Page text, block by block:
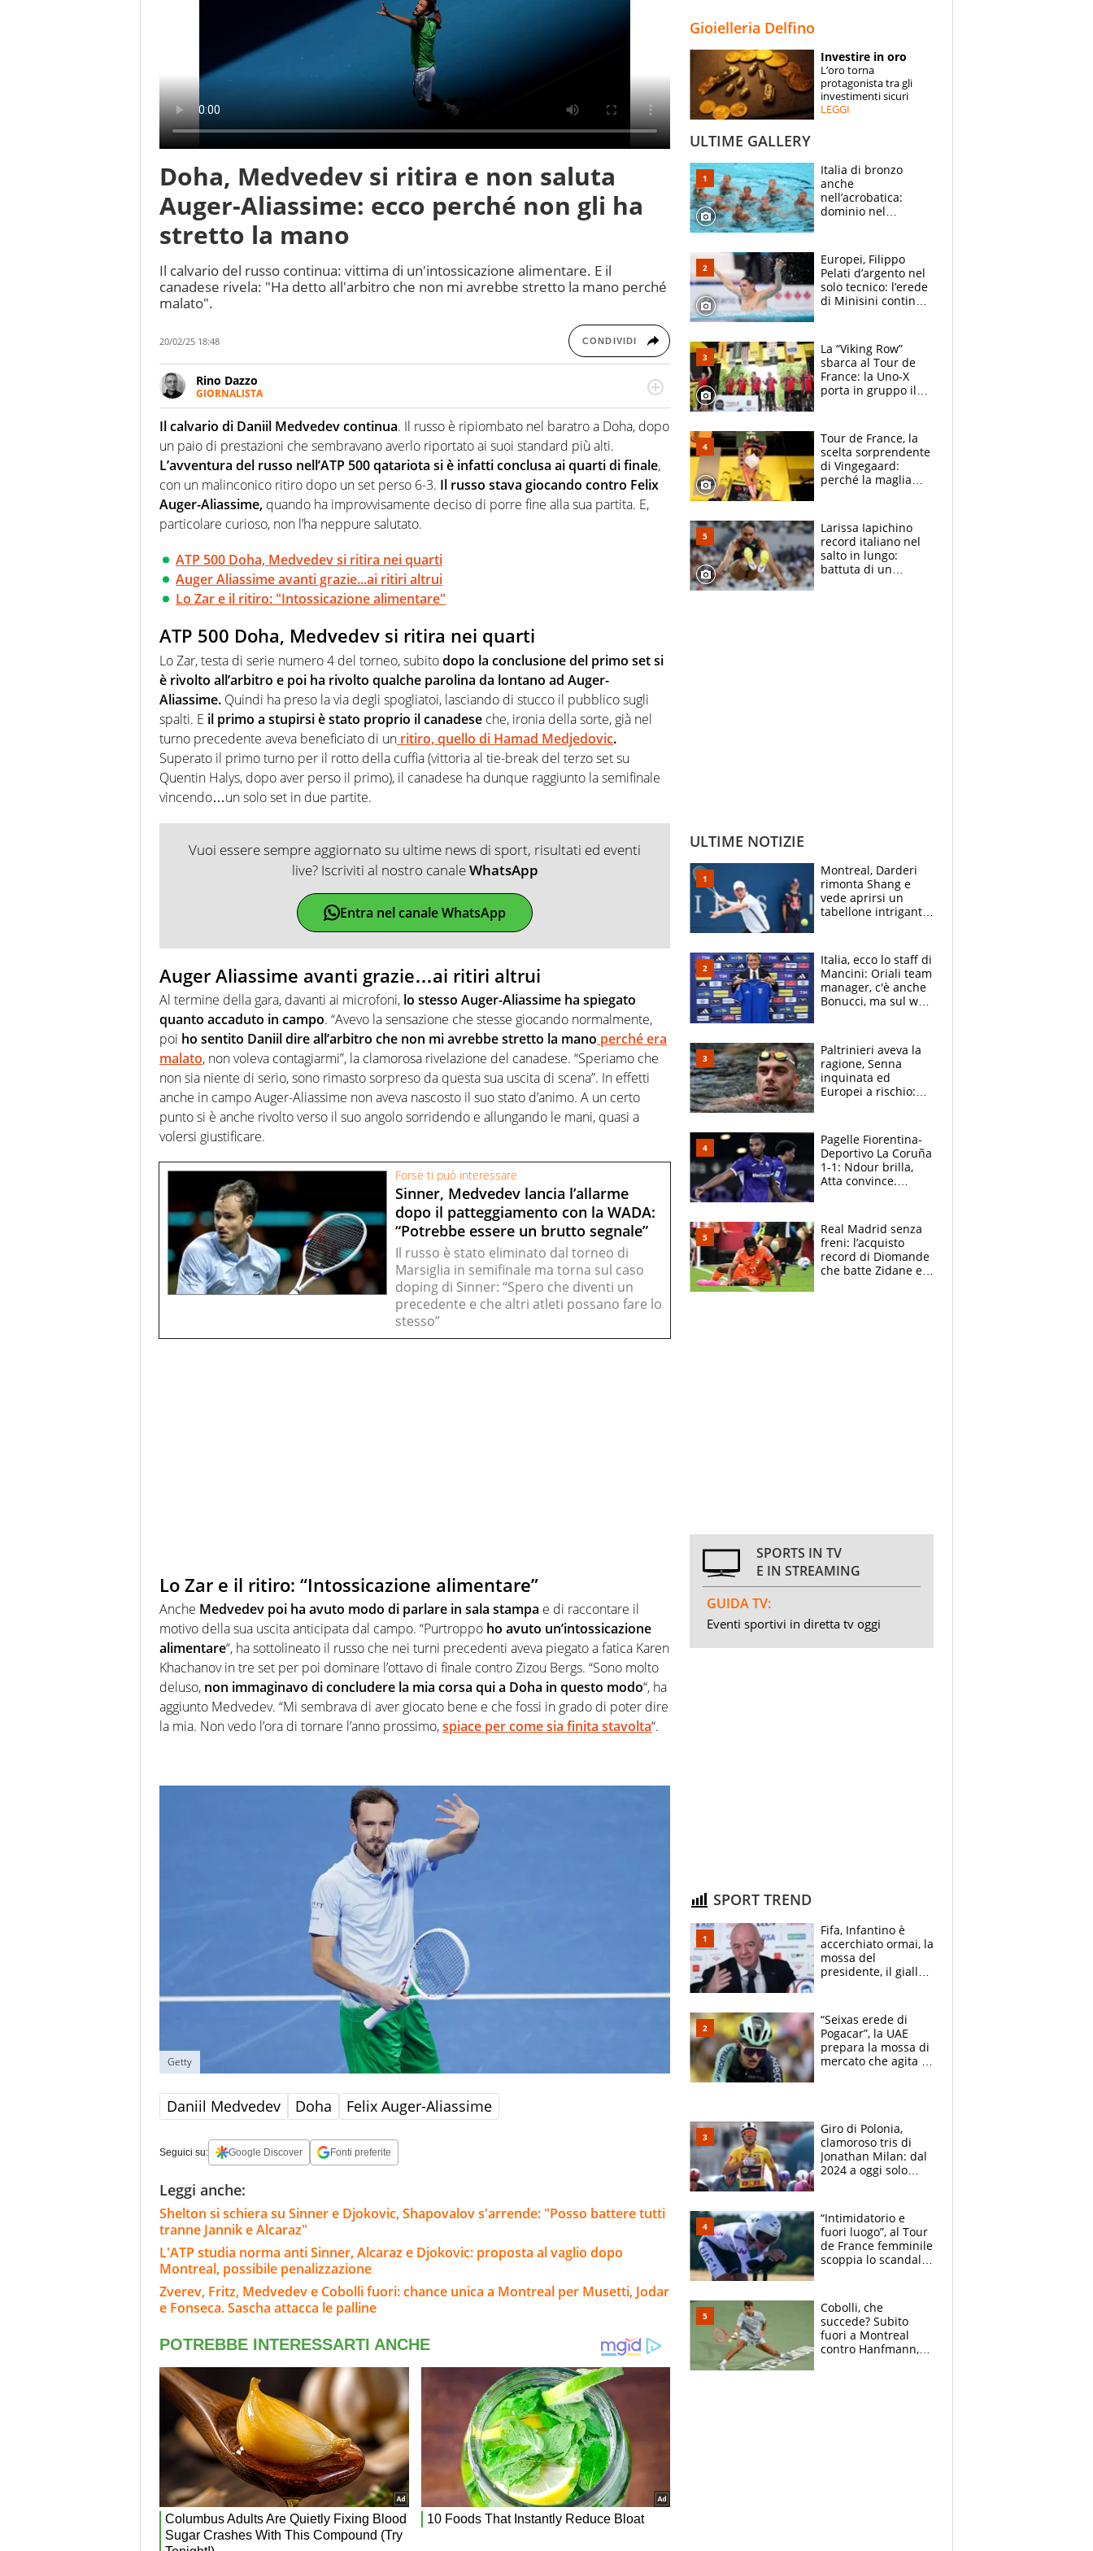
ESPERTI
CONTATTI
Doha, Medvedev si ritira e non saluta
Auger-Aliassime: ecco perché non gli ha
stretto la mano
Il calvario del russo continua: vittima di un'intossicazione alimentare. E il
canadese rivela: "Ha detto all'arbitro che non mi avrebbe stretto la mano perché
malato".
20/02/25 18:48 CONDIVIDI
Rino Dazzo
GIORNALISTA
Se mai ci fosse modo di traslare il glossario del calcio in una nicchia di esperti, lui ne
farebbe parte. Non si perde una svista arbitrale né gli umori social del mondo delle
curve
Il calvario di Daniil Medvedev continua. Il russo è ripiombato nel baratro a Doha, dopo
un paio di prestazioni che sembravano averlo riportato ai suoi standard più alti.
L’avventura del russo nell’ATP 500 qatariota si è infatti conclusa ai quarti di finale,
con un malinconico ritiro dopo un set perso 6-3. Il russo stava giocando contro Felix
Auger-Aliassime, quando ha improvvisamente deciso di porre fine alla sua partita. E,
particolare curioso, non l’ha neppure salutato.
ATP 500 Doha, Medvedev si ritira nei quarti
Auger Aliassime avanti grazie...ai ritiri altrui
Lo Zar e il ritiro: "Intossicazione alimentare"
ATP 500 Doha, Medvedev si ritira nei quarti
Lo Zar, testa di serie numero 4 del torneo, subitodopo la conclusione del primo set si
è rivolto all’arbitro e poi ha rivolto qualche parolina da lontano ad Auger-
Aliassime. Quindi ha preso la via degli spogliatoi, lasciando di stucco il pubblico sugli
spalti. E il primo a stupirsi è stato proprio il canadese che, ironia della sorte, già nel
turno precedente aveva beneficiato di un ritiro, quello di Hamad Medjedovic.
Superato il primo turno per il rotto della cuffia (vittoria al tie-break del terzo set su
Quentin Halys, dopo aver perso il primo), il canadese ha dunque raggiunto la semifinale
vincendo…un solo set in due partite.
Vuoi essere sempre aggiornato su ultime news di sport, risultati ed eventi
live? Iscriviti al nostro canaleWhatsApp
Entra nel canale WhatsApp
Auger Aliassime avanti grazie…ai ritiri altrui
Al termine della gara, davanti ai microfoni, lo stesso Auger-Aliassime ha spiegato
quanto accaduto in campo. “Avevo la sensazione che stesse giocando normalmente,
poi ho sentito Daniil dire all’arbitro che non mi avrebbe stretto la mano perché era
malato, non voleva contagiarmi”, la clamorosa rivelazione del canadese. “Speriamo che
non sia niente di serio, sono rimasto sorpreso da questa sua uscita di scena”. In effetti
anche in campo Auger-Aliassime non aveva nascosto il suo stato d’animo. A un certo
punto si è anche rivolto verso il suo angolo sorridendo e allungando le mani, quasi a
volersi giustificare.
Forse ti può interessare
Sinner, Medvedev lancia l’allarme
dopo il patteggiamento con la WADA:
“Potrebbe essere un brutto segnale”
Il russo è stato eliminato dal torneo di
Marsiglia in semifinale ma torna sul caso
doping di Sinner: “Spero che diventi un
precedente e che altri atleti possano fare lo
stesso”
Lo Zar e il ritiro: “Intossicazione alimentare”
Anche Medvedev poi ha avuto modo di parlare in sala stampa e di raccontare il
motivo della sua uscita anticipata dal campo. “Purtroppo ho avuto un’intossicazione
alimentare“, ha sottolineato il russo che nei turni precedenti aveva piegato a fatica Karen
Khachanov in tre set per poi dominare l’ottavo di finale contro Zizou Bergs. “Sono molto
deluso, non immaginavo di concludere la mia corsa qui a Doha in questo modo“, ha
aggiunto Medvedev. “Mi sembrava di aver giocato bene e che fossi in grado di poter dire
la mia. Non vedo l’ora di tornare l’anno prossimo,spiace per come sia finita stavolta“.
Getty
Daniil Medvedev Doha Felix Auger-Aliassime
Seguici su: Google Discover Fonti preferite
Leggi anche:
Shelton si schiera su Sinner e Djokovic, Shapovalov s'arrende: "Posso battere tutti
tranne Jannik e Alcaraz"
L'ATP studia norma anti Sinner, Alcaraz e Djokovic: proposta al vaglio dopo
Montreal, possibile penalizzazione
Zverev, Fritz, Medvedev e Cobolli fuori: chance unica a Montreal per Musetti, Jodar
e Fonseca. Sascha attacca le palline
Gioielleria Delfino
Investire in oro
L’oro torna
protagonista tra gli
investimenti sicuri
LEGGI
ULTIME GALLERY
Italia di bronzo
anche
nell’acrobatica:
dominio nel
e compagni
continuare
Europei, Filippo
Pelati d’argento nel
solo tecnico: l’erede
di Minisini continua
mirino
La “Viking Row”
sbarca al Tour de
France: la Uno-X
porta in gruppo il
compagni
Tour de France, la
scelta sorprendente
di Vingegaard:
perché la maglia
rischio da evitare
Larissa Iapichino
record italiano nel
salto in lungo:
battuta di un
ULTIME NOTIZIE
Montreal, Darderi
rimonta Shang e
vede aprirsi un
tabellone intrigante:
felice del mio livello"
Italia, ecco lo staff di
Mancini: Oriali team
manager, c'è anche
Bonucci, ma sul web
Paltrinieri aveva la
ragione, Senna
inquinata ed
Europei a rischio:
adesso
Pagelle Fiorentina-
Deportivo La Coruña
1-1: Ndour brilla,
Atta convince.
Real Madrid senza
freni: l’acquisto
record di Diomande
che batte Zidane e
SPORTS IN TV
E IN STREAMING
GUIDA TV:
Eventi sportivi in diretta tv oggi
SPORT TREND
Fifa, Infantino è
accerchiato ormai, la
mossa del
presidente, il giallo
Trump
“Seixas erede di
Pogacar”, la UAE
prepara la mossa di
mercato che agita la
Giro di Polonia,
clamoroso tris di
Jonathan Milan: dal
2024 a oggi solo
e Skerl
“Intimidatorio e
fuori luogo”, al Tour
de France femminile
scoppia lo scandalo:
atlete
Cobolli, che
succede? Subito
fuori a Montreal
contro Hanfmann,